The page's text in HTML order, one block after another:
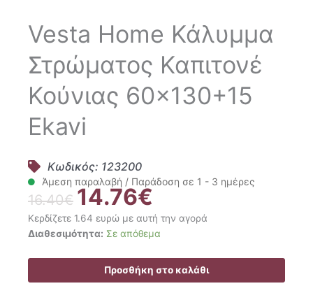
Vesta Home Κάλυμμα
Στρώματος Καπιτονέ
Κούνιας 60×130+15
Ekavi
Κωδικός: 123200
Άμεση παραλαβή / Παράδοση σε 1 - 3 ημέρες
16.40€ Original
price
was:
16.40€.
14.76€
τρέχουσα
τιμή
είναι:
14.76€.
Κερδίζετε 1.64 ευρώ με αυτή την αγορά
Διαθεσιμότητα: Σε απόθεμα
Vesta
Στρώματος
Προσθήκη στο καλάθι